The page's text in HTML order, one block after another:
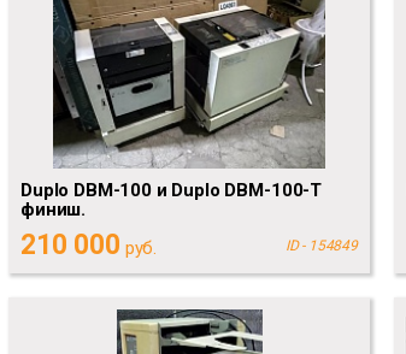
Duplo DBM-100 и Duplo DBM-100-Т
финиш.
210 000 руб. ID - 154849